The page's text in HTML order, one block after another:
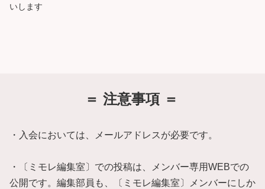
いします
＝ 注意事項 ＝
・入会においては、メールアドレスが必要です。
・〔ミモレ編集室〕での投稿は、メンバー専用WEBでの
公開です。編集部員も、〔ミモレ編集室〕メンバーにしか